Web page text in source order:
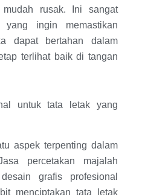
rusak. Ini sangat
ingin memastikan
dapat bertahan dalam
terlihat baik di tangan
untuk tata letak yang
aspek terpenting dalam
percetakan majalah
grafis profesional
menciptakan tata letak